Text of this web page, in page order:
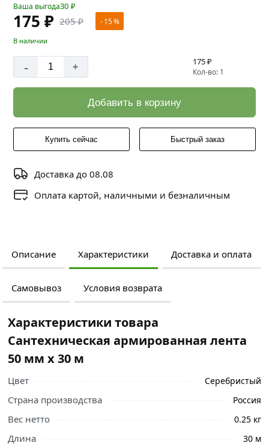
Ваша выгода30 ₽
175 ₽ 205 ₽ - 15 %
В наличии
- + 175 ₽
Кол-во: 1
Добавить в корзину
Купить сейчас Быстрый заказ
Доставка до 08.08
Оплата картой, наличными и безналичным
Описание Характеристики Доставка и оплата
Самовывоз Условия возврата
Характеристики товара
Сантехническая армированная лента
50 мм х 30 м
Цвет Серебристый
Страна производства Россия
Вес нетто 0.25 кг
Длина 30 м